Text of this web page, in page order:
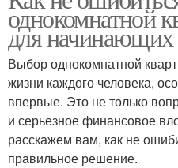
однокомнатной
для начинающих
Выбор однокомнатной
жизни каждого человека,
впервые. Это не только
и серьезное финансовое
расскажем вам, как не
правильное решение.